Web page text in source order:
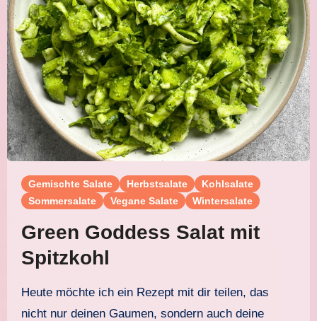
Gemischte Salate Herbstsalate
Kohlsalate
Sommersalate
Vegane Salate Wintersalate
Green Goddess Salat mit
Spitzkohl
Heute möchte ich ein Rezept mit dir teilen, das
nicht nur deinen Gaumen, sondern auch deine